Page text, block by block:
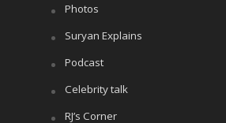
Photos
Suryan Explains
Podcast
Celebrity talk
RJ’s Corner